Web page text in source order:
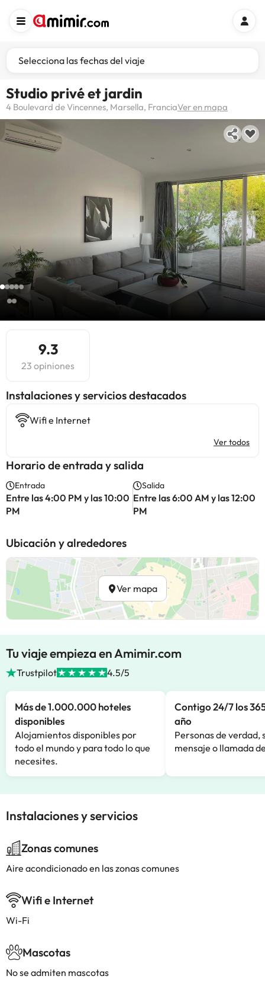
Selecciona las fechas del viaje
Studio privé et jardin
4 Boulevard de Vincennes, Marsella, FranciaVer en mapa
9.3
23 opiniones
Instalaciones y servicios destacados
Wifi e Internet
Ver todos
Horario de entrada y salida
Entrada
Entre las 4:00 PM y las 10:00
PM
Salida
Entre las 6:00 AM y las 12:00
PM
Ubicación y alrededores
Ver mapa
Tu viaje empieza en Amimir.com
Trustpilot 4.5/5
Más de 1.000.000 hoteles
disponibles
Alojamientos disponibles por
todo el mundo y para todo lo que
necesites.
Contigo 24/7 los
año
Personas de verdad,
mensaje o llamada
Instalaciones y servicios
Zonas comunes
Aire acondicionado en las zonas comunes
Wifi e Internet
Wi-Fi
Mascotas
No se admiten mascotas